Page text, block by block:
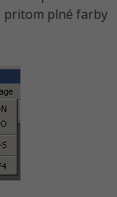
pritom plné farby